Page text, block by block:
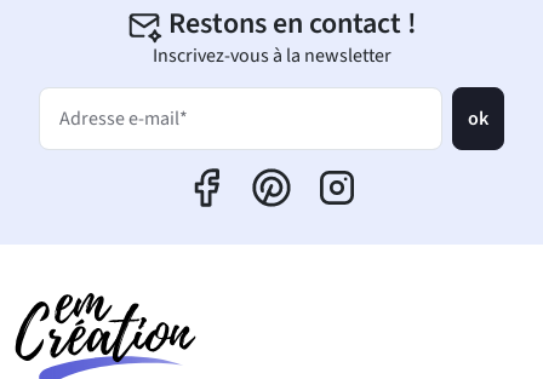
Restons en contact !
Inscrivez-vous à la newsletter
Adresse e-mail* ok